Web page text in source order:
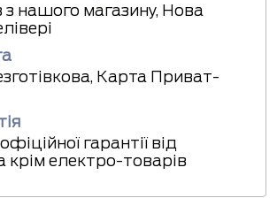
з нашого магазину, Нова
Карта Приват-
гарантії від
крім електро-товарів